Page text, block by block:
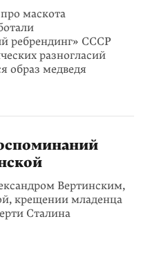
маскота
ребрендинг» СССР
разногласий
образ медведя
Вертинским,
крещении младенца
Сталина